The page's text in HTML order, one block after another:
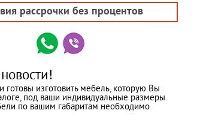
рассрочки без процентов
готовы изготовить мебель, которую Вы
под ваши индивидуальные размеры.
по вашим габаритам необходимо